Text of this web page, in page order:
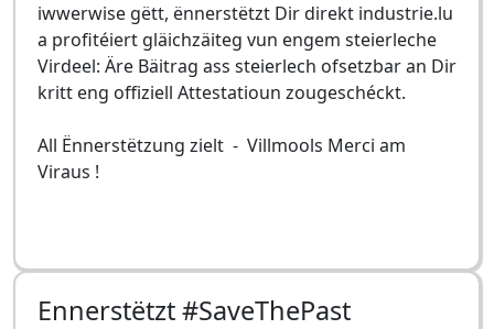
iwwerwise gëtt, ënnerstëtzt Dir direkt industrie.lu
a profitéiert gläichzäiteg vun engem steierleche
Virdeel: Äre Bäitrag ass steierlech ofsetzbar an Dir
kritt eng offiziell Attestatioun zougeschéckt.
All Ënnerstëtzung zielt - Villmools Merci am
Viraus !
Ennerstëtzt #SaveThePast